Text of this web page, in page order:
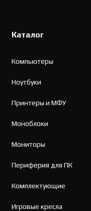
Каталог
Компьютеры
Ноутбуки
Принтеры и МФУ
Моноблоки
Мониторы
Периферия для ПК
Комплектующие
Игровые кресла